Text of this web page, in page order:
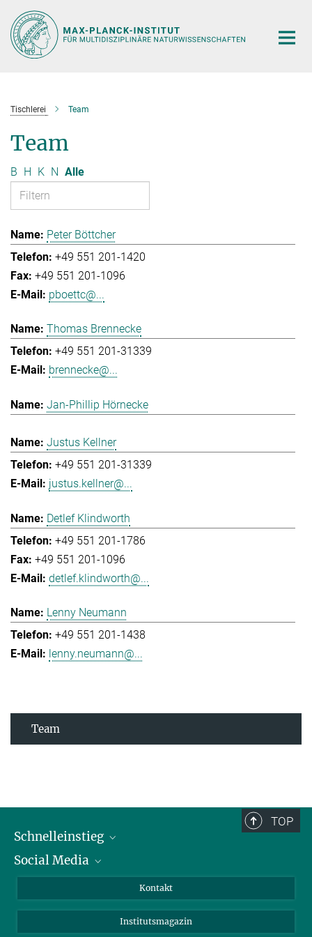
Hauptinhalt
Tischlerei Team
Team
B H K N Alle
Peter Böttcher
+49 551 201-1420
+49 551 201-1096
pboettc@...
Thomas Brennecke
+49 551 201-31339
brennecke@...
Jan-Phillip Hörnecke
Justus Kellner
+49 551 201-31339
justus.kellner@...
Detlef Klindworth
+49 551 201-1786
+49 551 201-1096
detlef.klindworth@...
Lenny Neumann
+49 551 201-1438
lenny.neumann@...
Team
TOP
Schnelleinstieg
Alumni
Fördernde
Social Media
Bluesky
Facebook
Kontakt
Institutsmagazin